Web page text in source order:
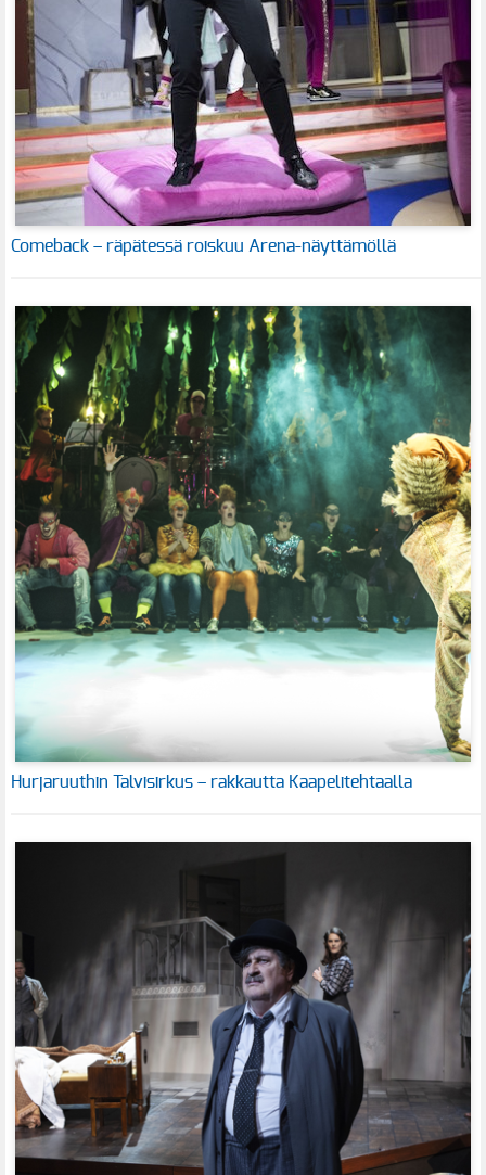
Comeback – räpätessä roiskuu Arena-näyttämöllä
Hurjaruuthin Talvisirkus – rakkautta Kaapelitehtaalla